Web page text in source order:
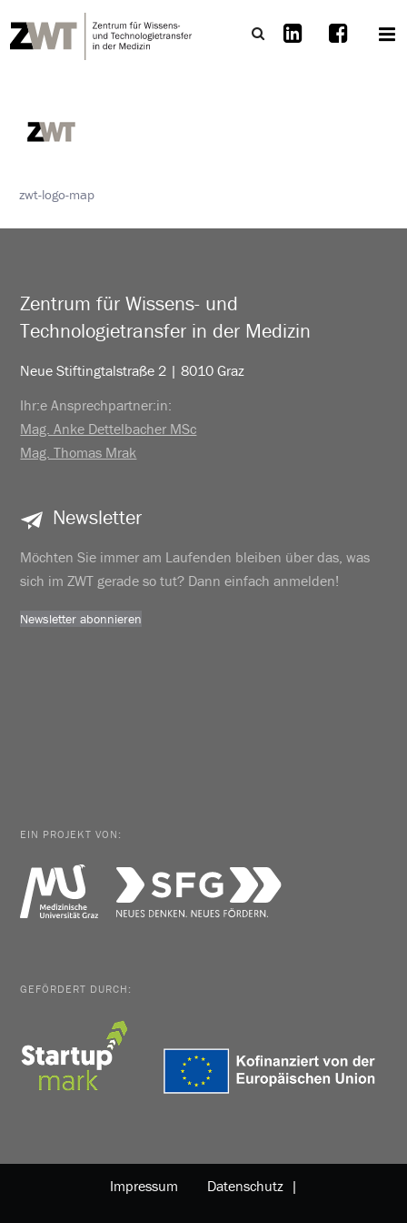
zwt-logo-map
Zentrum für Wissens- und
Technologietransfer in der Medizin
Neue Stiftingtalstraße 2 | 8010 Graz
Ihr:e Ansprechpartner:in:
Mag. Anke Dettelbacher MSc
Mag. Thomas Mrak
Newsletter
Möchten Sie immer am Laufenden bleiben über das, was
sich im ZWT gerade so tut? Dann einfach anmelden!
Newsletter abonnieren
EIN PROJEKT VON:
GEFÖRDERT DURCH:
Impressum Datenschutz |